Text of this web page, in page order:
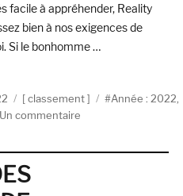
Records)
facile à appréhender, Reality
bien à nos exigences de
Si le bonhomme …
de la rédaction 2022 »
Catégories
classement Étiquettes
Année : 2022
Un commentairesur